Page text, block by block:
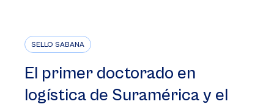
SELLO SABANA
El primer doctorado en
logística de Suramérica y el